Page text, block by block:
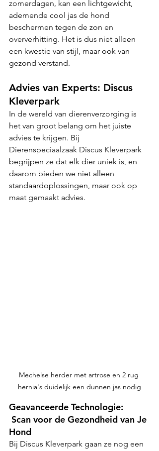
zomerdagen, kan een lichtgewicht,
ademende cool jas de hond
beschermen tegen de zon en
oververhitting. Het is dus niet alleen
een kwestie van stijl, maar ook van
gezond verstand.
Advies van Experts: Discus
Kleverpark
In de wereld van dierenverzorging is
het van groot belang om het juiste
advies te krijgen. Bij
Dierenspeciaalzaak Discus Kleverpark
begrijpen ze dat elk dier uniek is, en
daarom bieden we niet alleen
standaardoplossingen, maar ook op
maat gemaakt advies.
Mechelse herder met artrose en 2 rug
hernia's duidelijk een dunnen jas nodig
Geavanceerde Technologie:
Hond
Bij Discus Kleverpark gaan ze nog een